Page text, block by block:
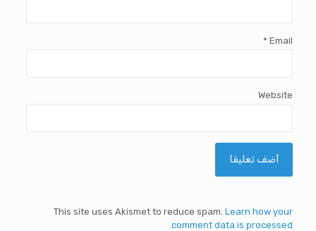
Email
*
Website
This site uses Akismet to reduce spam. Learn how your
comment data is processed.